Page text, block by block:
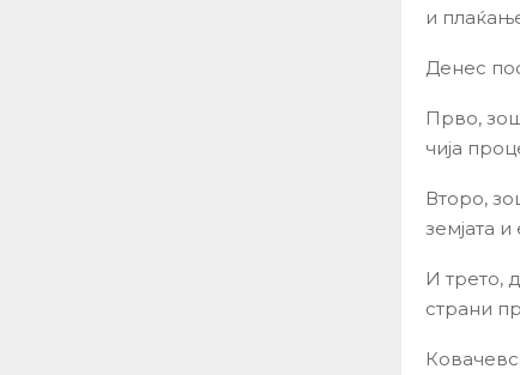
и
Денес
Прво,
чија
Второ,
земјата
И трето,
страни